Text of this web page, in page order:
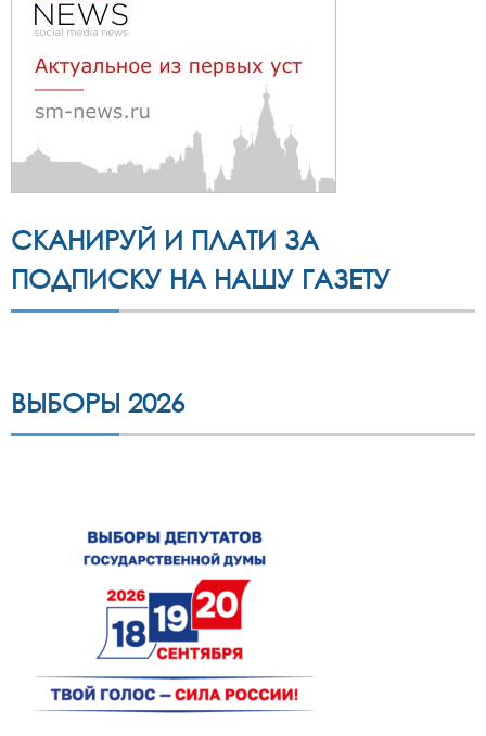
СКАНИРУЙ И ПЛАТИ ЗА
ПОДПИСКУ НА НАШУ ГАЗЕТУ
ВЫБОРЫ 2026